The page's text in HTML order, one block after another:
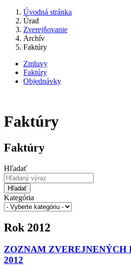
Úvodná stránka
Úrad
Zverejňovanie
Archív
Faktúry
Zmluvy
Faktúry
Objednávky
Faktúry
Faktúry
Hľadať
Hľadať
Kategória
Rok 2012
ZOZNAM ZVEREJNENÝCH
2012